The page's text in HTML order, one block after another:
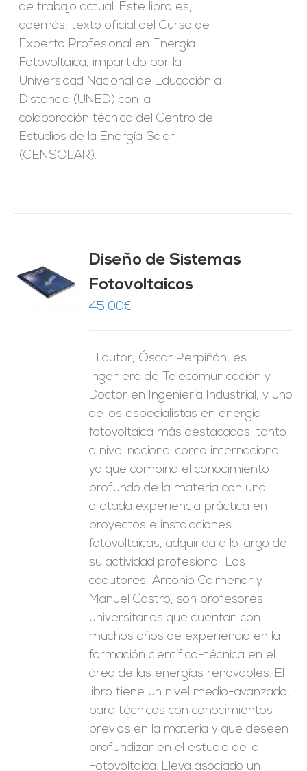
de trabajo actual. Este libro es,
además, texto oficial del Curso de
Experto Profesional en Energía
Fotovoltaica, impartido por la
Universidad Nacional de Educación a
Distancia (UNED) con la
colaboración técnica del Centro de
Estudios de la Energía Solar
(CENSOLAR).
Diseño de Sistemas
Fotovoltaicos
45,00€
El autor, Óscar Perpiñán, es
Ingeniero de Telecomunicación y
Doctor en Ingeniería Industrial, y uno
de los especialistas en energía
fotovoltaica más destacados, tanto
a nivel nacional como internacional,
ya que combina el conocimiento
profundo de la materia con una
dilatada experiencia práctica en
proyectos e instalaciones
fotovoltaicas, adquirida a lo largo de
su actividad profesional. Los
coautores, Antonio Colmenar y
Manuel Castro, son profesores
universitarios que cuentan con
muchos años de experiencia en la
formación científico-técnica en el
área de las energías renovables. El
libro tiene un nivel medio-avanzado,
para técnicos con conocimientos
previos en la materia y que deseen
profundizar en el estudio de la
Fotovoltaica. Lleva asociado un